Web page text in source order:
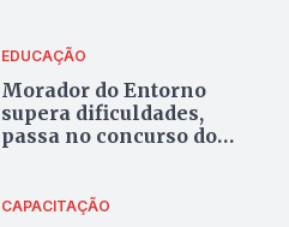
EDUCAÇÃO
Morador do Entorno
supera dificuldades,
passa no concurso do
CAPACITAÇÃO